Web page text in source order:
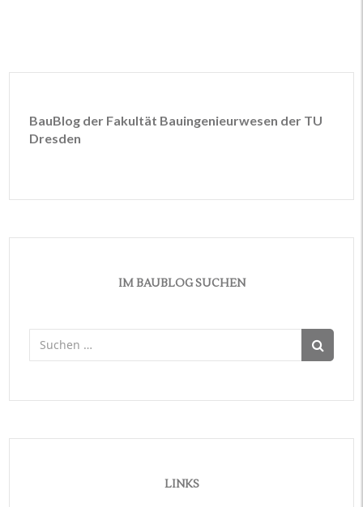
BauBlog der Fakultät Bauingenieurwesen der TU
Dresden
IM BAUBLOG SUCHEN
Suchen
nach:
LINKS